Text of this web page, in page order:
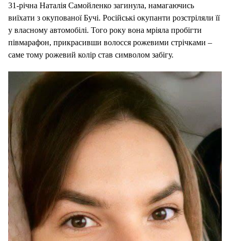
31-річна Наталія Самойленко загинула, намагаючись
виїхати з окупованої Бучі. Російські окупанти розстріляли її
у власному автомобілі. Того року вона мріяла пробігти
півмарафон, прикрасивши волосся рожевими стрічками –
саме тому рожевий колір став символом забігу.